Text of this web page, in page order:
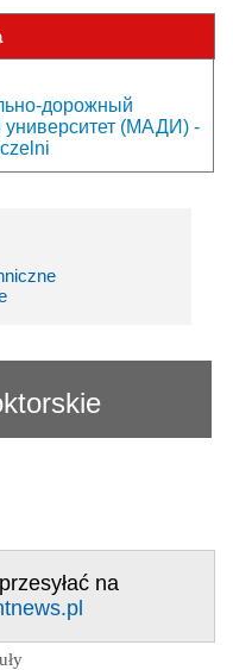
дорожный
университет (МАДИ) -
na